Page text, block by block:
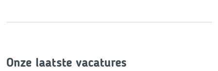
Onze laatste vacatures